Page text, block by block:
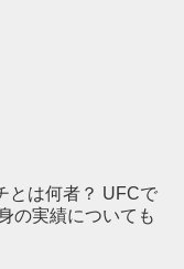
とは何者？ UFCで
の実績についても